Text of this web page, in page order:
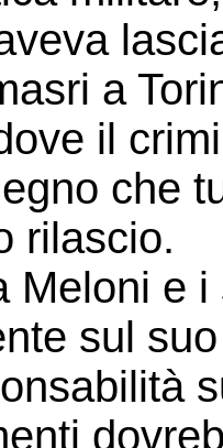
a
il
che
rilascio.
Meloni e
sul